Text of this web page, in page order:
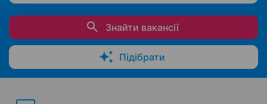
Знайти вакансії
Підібрати